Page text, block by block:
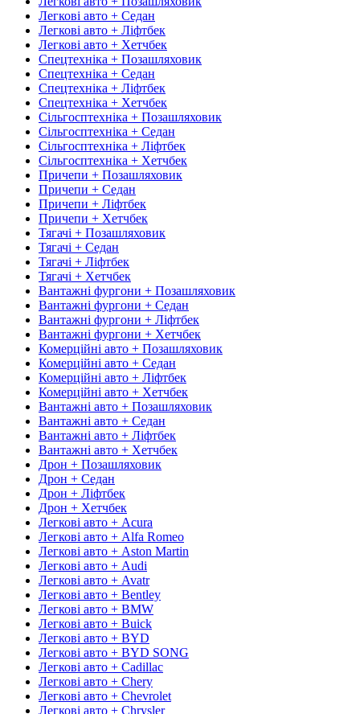
Легкові авто + Седан
Легкові авто + Ліфтбек
Легкові авто + Хетчбек
Спецтехніка + Позашляховик
Спецтехніка + Седан
Спецтехніка + Ліфтбек
Спецтехніка + Хетчбек
Сільгосптехніка + Позашляховик
Сільгосптехніка + Седан
Сільгосптехніка + Ліфтбек
Сільгосптехніка + Хетчбек
Причепи + Позашляховик
Причепи + Седан
Причепи + Ліфтбек
Причепи + Хетчбек
Тягачі + Позашляховик
Тягачі + Седан
Тягачі + Ліфтбек
Тягачі + Хетчбек
Вантажні фургони + Позашляховик
Вантажні фургони + Седан
Вантажні фургони + Ліфтбек
Вантажні фургони + Хетчбек
Комерційні авто + Позашляховик
Комерційні авто + Седан
Комерційні авто + Ліфтбек
Комерційні авто + Хетчбек
Вантажні авто + Позашляховик
Вантажні авто + Седан
Вантажні авто + Ліфтбек
Вантажні авто + Хетчбек
Дрон + Позашляховик
Дрон + Седан
Дрон + Ліфтбек
Дрон + Хетчбек
Легкові авто + Acura
Легкові авто + Alfa Romeo
Легкові авто + Aston Martin
Легкові авто + Audi
Легкові авто + Avatr
Легкові авто + Bentley
Легкові авто + BMW
Легкові авто + Buick
Легкові авто + BYD
Легкові авто + BYD SONG
Легкові авто + Cadillac
Легкові авто + Chery
Легкові авто + Chevrolet
Легкові авто + Chrysler